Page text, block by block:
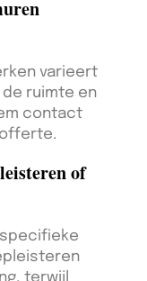
varieert
de ruimte en
contact
of
specifieke